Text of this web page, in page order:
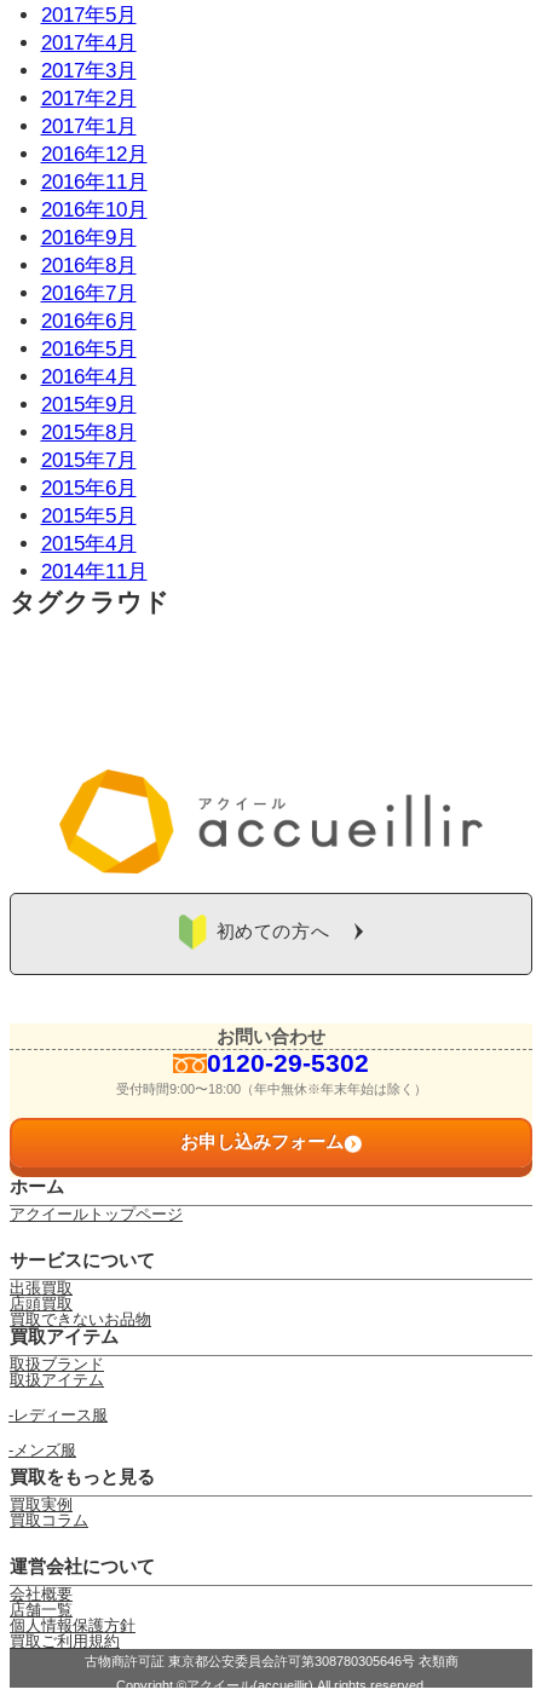
2017年5月
2017年4月
2017年3月
2017年2月
2017年1月
2016年12月
2016年11月
2016年10月
2016年9月
2016年8月
2016年7月
2016年6月
2016年5月
2016年4月
2015年9月
2015年8月
2015年7月
2015年6月
2015年5月
2015年4月
2014年11月
タグクラウド
初めての方へ
お問い合わせ
0120-29-5302
受付時間9:00〜18:00（年中無休※年末年始は除く）
お申し込みフォーム
ホーム
アクイールトップページ
サービスについて
出張買取
店頭買取
買取できないお品物
買取アイテム
取扱ブランド
取扱アイテム
レディース服
メンズ服
買取をもっと見る
買取実例
買取コラム
運営会社について
会社概要
店舗一覧
個人情報保護方針
買取ご利用規約
古物商許可証 東京都公安委員会許可第308780305646号 衣類商
Copyright ©アクイール(accueillir) All rights reserved.